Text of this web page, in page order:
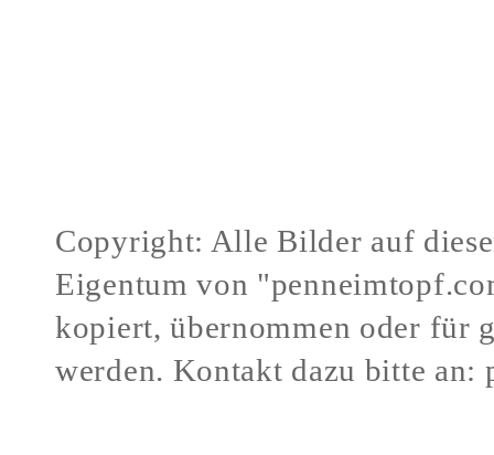
Copyright: Alle Bilder auf
Eigentum von
kopiert, übernommen oder für
werden. Kontakt dazu bitte an: